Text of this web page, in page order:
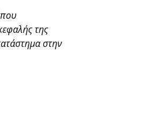
της
στην